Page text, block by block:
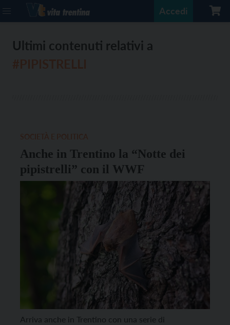
Accedi
Ultimi contenuti relativi a
Anche in Trentino la “Notte dei
pipistrelli” con il WWF
Arriva anche in Trentino con una serie di